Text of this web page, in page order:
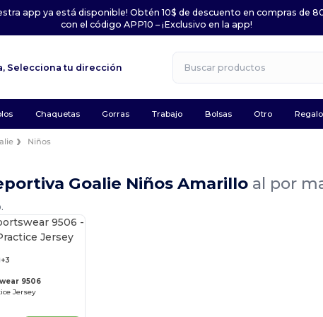
app ya está disponible! Obtén 10$ de descuento en compras de
con el código APP10 – ¡Exclusivo en la app!
Selecciona tu dirección
Chaquetas Gorras Trabajo Bolsas Otro
Niños
Goalie Niños Amarillo al por
+3
9506
Jersey